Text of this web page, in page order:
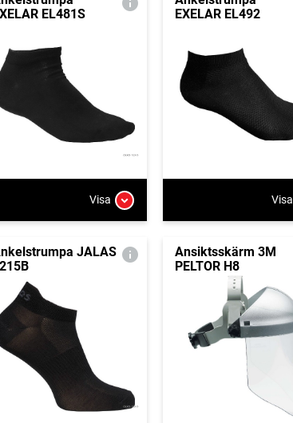
EL481S
Visa
EXELAR EL492
Visa
JALAS
Ansiktsskärm 3M
PELTOR H8